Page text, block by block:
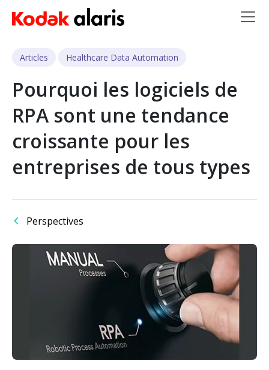
Skip to main content
Articles Healthcare Data Automation
Pourquoi les logiciels de
RPA sont une tendance
croissante pour les
entreprises de tous types
Perspectives
Image